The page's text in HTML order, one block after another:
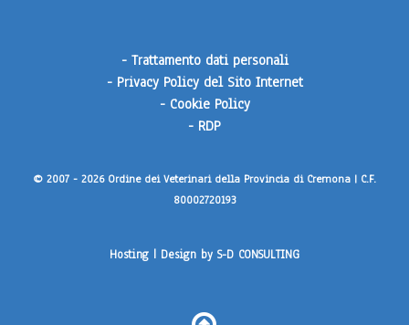
- Trattamento dati personali
- Privacy Policy del Sito Internet
- Cookie Policy
- RDP
© 2007 - 2026 Ordine dei Veterinari della Provincia di Cremona | C.F.
80002720193
Hosting | Design by S-D CONSULTING